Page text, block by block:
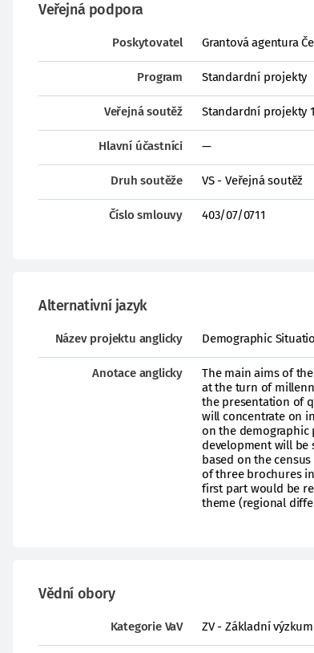
Veřejná podpora
Poskytovatel Grantová agentura
Program Standardní projekty
Veřejná soutěž Standardní projekty
Hlavní účastníci —
Druh soutěže VS - Veřejná soutěž
Číslo smlouvy 403/07/0711
Alternativní jazyk
Název projektu anglicky Demographic
Anotace anglicky
The main aims of
at the turn of
the presentation of
will concentrate on
on the demographic
development will be
based on the
of three brochures
first part would be
theme (regional
Vědní obory
Kategorie VaV ZV - Základní výzkum